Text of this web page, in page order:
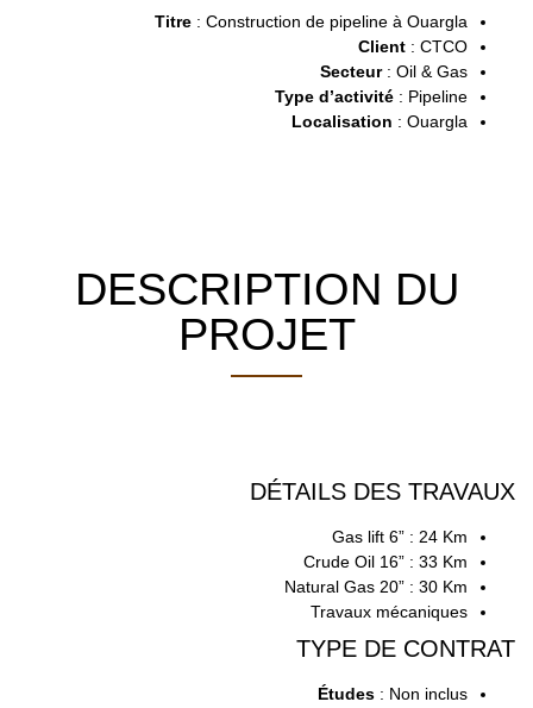
Titre : Construction de pipeline à Ouargla
Client : CTCO
Secteur: Oil & Gas
Type d’activité : Pipeline
Localisation : Ouargla
DESCRIPTION DU
PROJET
DÉTAILS DES TRAVAUX
Gas lift 6” : 24 Km
Crude Oil 16” : 33 Km
Natural Gas 20” : 30 Km
Travaux mécaniques
TYPE DE CONTRAT
Études : Non inclus